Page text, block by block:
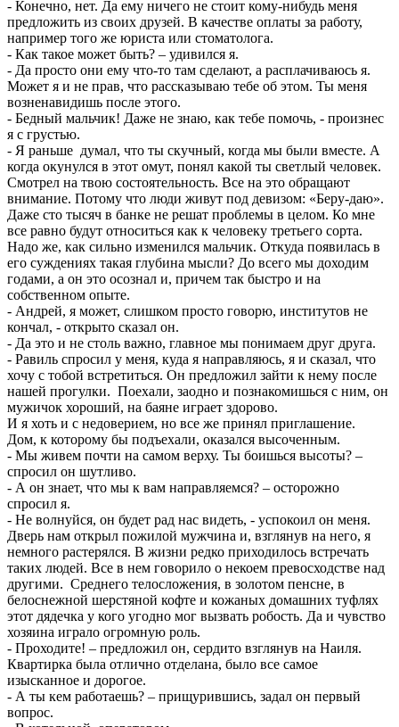
- Конечно, нет. Да ему ничего не стоит кому-нибудь меня
предложить из своих друзей. В качестве оплаты за работу,
например того же юриста или стоматолога.
- Как такое может быть? – удивился я.
- Да просто они ему что-то там сделают, а расплачиваюсь я.
Может я и не прав, что рассказываю тебе об этом. Ты меня
возненавидишь после этого.
- Бедный мальчик! Даже не знаю, как тебе помочь, - произнес
я с грустью.
- Я раньше думал, что ты скучный, когда мы были вместе. А
когда окунулся в этот омут, понял какой ты светлый человек.
Смотрел на твою состоятельность. Все на это обращают
внимание. Потому что люди живут под девизом: «Беру-даю».
Даже сто тысяч в банке не решат проблемы в целом. Ко мне
все равно будут относиться как к человеку третьего сорта.
Надо же, как сильно изменился мальчик. Откуда появилась в
его суждениях такая глубина мысли? До всего мы доходим
годами, а он это осознал и, причем так быстро и на
собственном опыте.
- Андрей, я может, слишком просто говорю, институтов не
кончал, - открыто сказал он.
- Да это и не столь важно, главное мы понимаем друг друга.
- Равиль спросил у меня, куда я направляюсь, я и сказал, что
хочу с тобой встретиться. Он предложил зайти к нему после
нашей прогулки. Поехали, заодно и познакомишься с ним, он
мужичок хороший, на баяне играет здорово.
И я хоть и с недоверием, но все же принял приглашение.
Дом, к которому бы подъехали, оказался высоченным.
- Мы живем почти на самом верху. Ты боишься высоты? –
спросил он шутливо.
- А он знает, что мы к вам направляемся? – осторожно
спросил я.
- Не волнуйся, он будет рад нас видеть, - успокоил он меня.
Дверь нам открыл пожилой мужчина и, взглянув на него, я
немного растерялся. В жизни редко приходилось встречать
таких людей. Все в нем говорило о некоем превосходстве над
другими. Среднего телосложения, в золотом пенсне, в
белоснежной шерстяной кофте и кожаных домашних туфлях
этот дядечка у кого угодно мог вызвать робость. Да и чувство
хозяина играло огромную роль.
- Проходите! – предложил он, сердито взглянув на Наиля.
Квартирка была отлично отделана, было все самое
изысканное и дорогое.
- А ты кем работаешь? – прищурившись, задал он первый
вопрос.